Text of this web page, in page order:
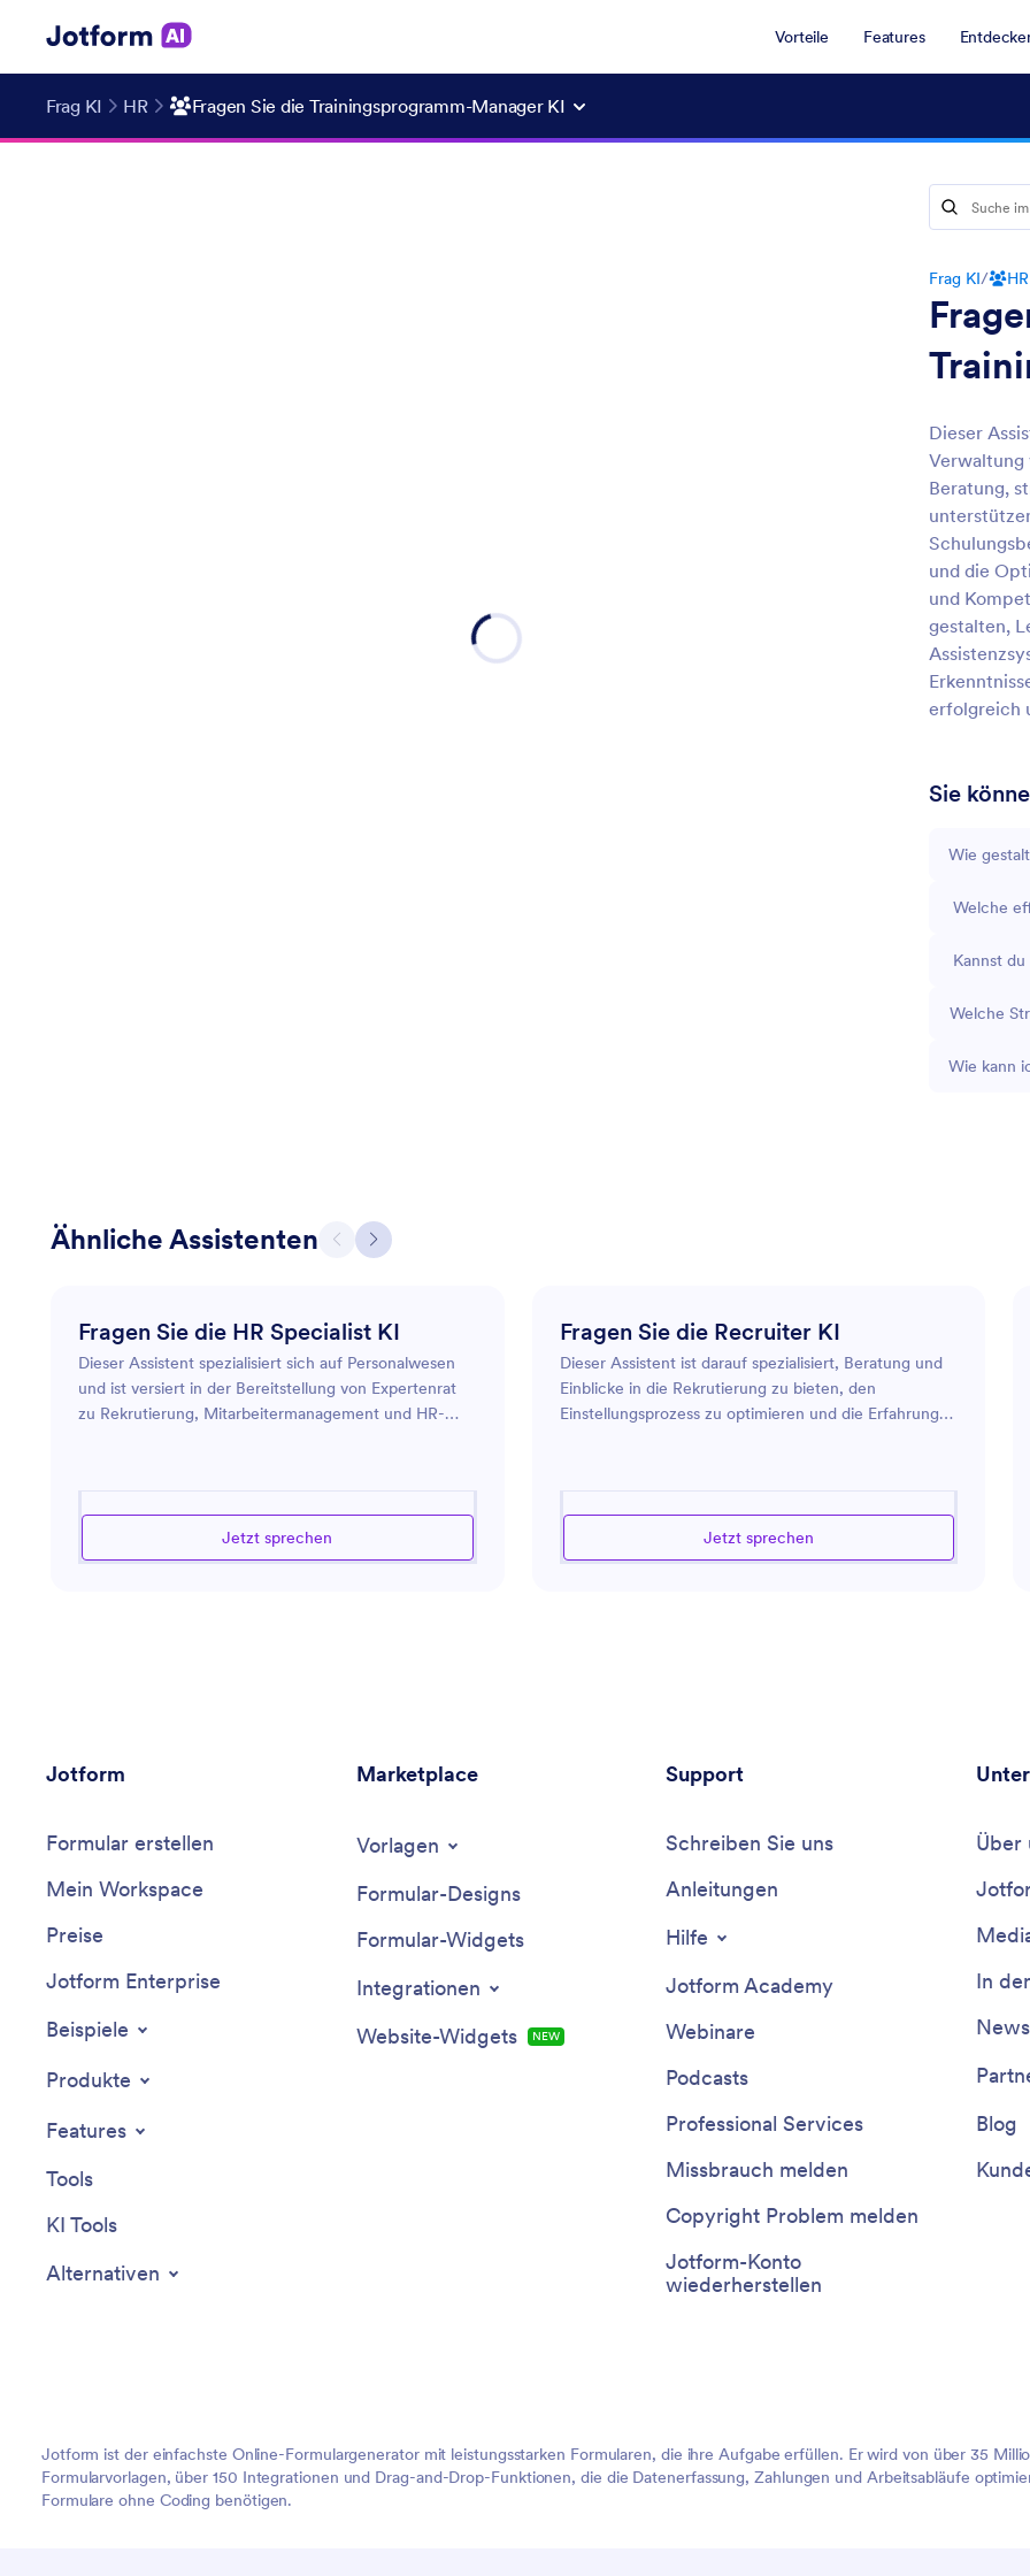
Vorteile Features
Frag KI HR Fragen Sie die Trainingsprogramm-Manager KI
Frag KI/ HR
Dieser
Verwaltung
Beratung,
und die
und
gestalten,
erfolgreich
Sie
Wie
Welche
Kannst
Welche
Wie kann
Ähnliche Assistenten
Fragen Sie die HR Specialist KI
Dieser Assistent spezialisiert sich auf Personalwesen
und ist versiert in der Bereitstellung von Expertenrat
zu Rekrutierung, Mitarbeitermanagement und HR-
Stellenbeschreibungen zu erstellen,
Schulungsprogramme zu entwickeln oder Anliegen
der Mitarbeiterbeziehungen zu adressieren, dieser
Jetzt sprechen
Fragen Sie die Recruiter KI
Dieser Assistent ist darauf spezialisiert, Beratung und
Einblicke in die Rekrutierung zu bieten, den
Einstellungsprozess zu optimieren und die Erfahrungen
Interviews. Der Assistent kann auch helfen, Strategien
zur Gewinnung von Spitzentalenten und zur
Verbesserung der Vielfalt innerhalb der Teams zu
Jetzt sprechen
Jotform
Formular erstellen
Mein Workspace
Preise
Jotform Enterprise
Beispiele
Produkte
Features
Tools
KI Tools
Alternativen
Marketplace
Vorlagen
Formular-Designs
Formular-Widgets
Integrationen
Website-Widgets
NEW
Support
Schreiben Sie uns
Anleitungen
Hilfe
Jotform Academy
Webinare
Podcasts
Professional Services
Missbrauch melden
Copyright Problem melden
Jotform-Konto
wiederherstellen
Über
In
Blog
Jotform ist der einfachste Online-Formulargenerator mit leistungsstarken Formularen, die ihre Aufgabe erfüllen. Er wird von über 35
Formularvorlagen, über 150 Integrationen und Drag-and-Drop-Funktionen, die die Datenerfassung, Zahlungen und Arbeitsabläufe
Formulare ohne Coding benötigen.